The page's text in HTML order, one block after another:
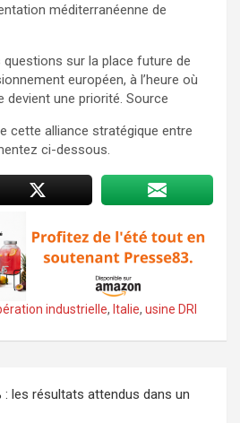
méditerranéenne de
questions sur la place future de
européen, à l’heure où
devient une priorité. Source
cette alliance stratégique entre
ci-dessous.
industrielle, Italie, usine DRI
: les résultats attendus dans un